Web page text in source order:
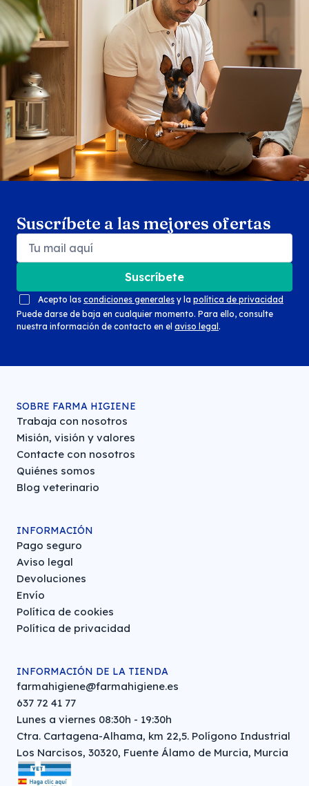
Suscríbete a las mejores ofertas
Suscríbete
Acepto las condiciones generales y la política de privacidad
Puede darse de baja en cualquier momento. Para ello, consulte
nuestra información de contacto en el aviso legal .
Search products
SOBRE FARMA HIGIENE
Trabaja con nosotros
Misión, visión y valores
Contacte con nosotros
Quiénes somos
Blog veterinario
INFORMACIÓN
Pago seguro
Aviso legal
Devoluciones
Envío
Política de cookies
Política de privacidad
INFORMACIÓN DE LA TIENDA
farmahigiene@farmahigiene.es
637 72 41 77
Lunes a viernes 08:30h - 19:30h
Ctra. Cartagena-Alhama, km 22,5. Polígono Industrial
Los Narcisos, 30320, Fuente Álamo de Murcia, Murcia